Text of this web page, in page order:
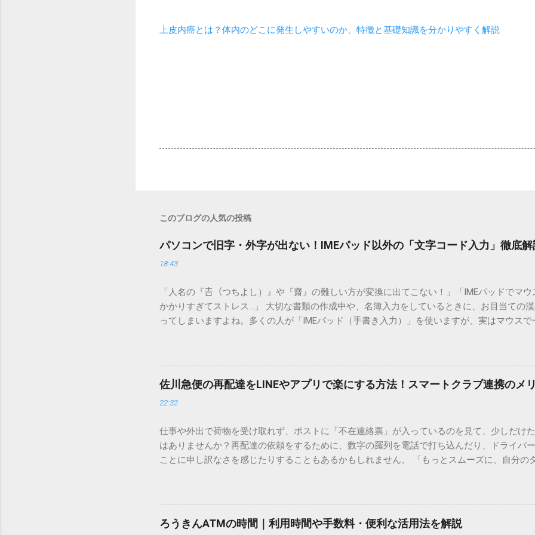
上皮内癌とは？体内のどこに発生しやすいのか、特徴と基礎知識を分かりやすく解説
このブログの人気の投稿
パソコンで旧字・外字が出ない！IMEパッド以外の「文字コード入力」徹底解
18:43
「人名の『𠮷（つちよし）』や『齋』の難しい方が変換に出てこない！」「IMEパッドでマ
かかりすぎてストレス…」 大切な書類の作成中や、名簿入力をしているときに、お目当ての
ってしまいますよね。多くの人が「IMEパッド（手書き入力）」を使いますが、実はマウス
この方法をマスターすれば、もう難しい漢字の入力で手を止める必要はありません。 1. なぜ
が出てこないのか？ そもそも、なぜ普通の変換で出てこない漢字があるのでしょうか。その
認識する仕組みにあります。 日本のパソコンで一般的に使われる漢字は、JIS規格（日本産
準」「第2水準」といった形で整理されています。しかし、人名や地名に使われる非常に古
「Unicode（ユニコード）」や「JISコード」といった 文字コード です。パソコン上のすべ
所」のような番号が割り振られています。変換候補に出ない文字でも、この住所（コード）
び出すことができるのです。 2. Windows標準機能！文字コードで漢字を出す「16進数入力」
角」にする（※重要）。 **「20BB7」**と入力する。 直後にキーボードの**[Alt]キーを押し
力した数字が、一瞬で対応する漢字（例：𠮷）に変換されます。 注記： この方法は、特に
佐川急便の再配達をLINEやアプリで楽にする方法！スマートクラブ連携のメ
22:32
仕事や外出で荷物を受け取れず、ポストに「不在連絡票」が入っているのを見て、少しだけ
はありませんか？再配達の依頼をするために、数字の羅列を電話で打ち込んだり、ドライバ
ことに申し訳なさを感じたりすることもあるかもしれません。 「もっとスムーズに、自分の
なります。この記事では、忙しい毎日をサポートする便利な受け取り術と、連携による具体
す。 佐川急便の再配達が劇的に変わる「スマートクラブ」とは？ まず押さえておきたいの
会員サービス「スマートクラブ」です。これは、荷物の配送状況をリアルタイムで管理する
ろうきんATMの時間｜利用時間や手数料・便利な活用法を解説